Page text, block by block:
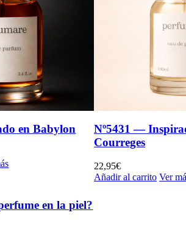
en Babylon
Nº5431 —
Courreges
22,95€
Añadir al carrito Ver
en la piel?